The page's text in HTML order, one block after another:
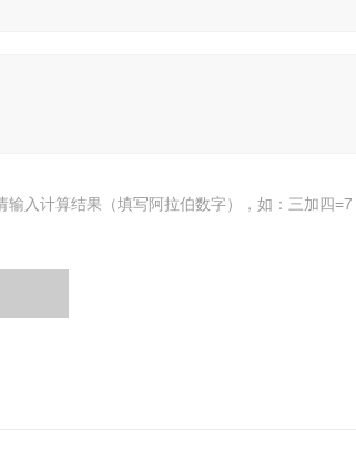
输入计算结果（填写阿拉伯数字），如：三加四=7